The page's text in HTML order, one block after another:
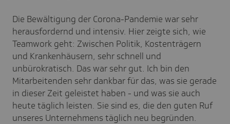
Die Bewältigung der Corona-Pandemie war sehr
herausfordernd und intensiv. Hier zeigte sich, wie
Teamwork geht: Zwischen Politik, Kostenträgern
und Krankenhäusern, sehr schnell und
unbürokratisch. Das war sehr gut. Ich bin den
Mitarbeitenden sehr dankbar für das, was sie gerade
in dieser Zeit geleistet haben - und was sie auch
heute täglich leisten. Sie sind es, die den guten Ruf
unseres Unternehmens täglich neu begründen.